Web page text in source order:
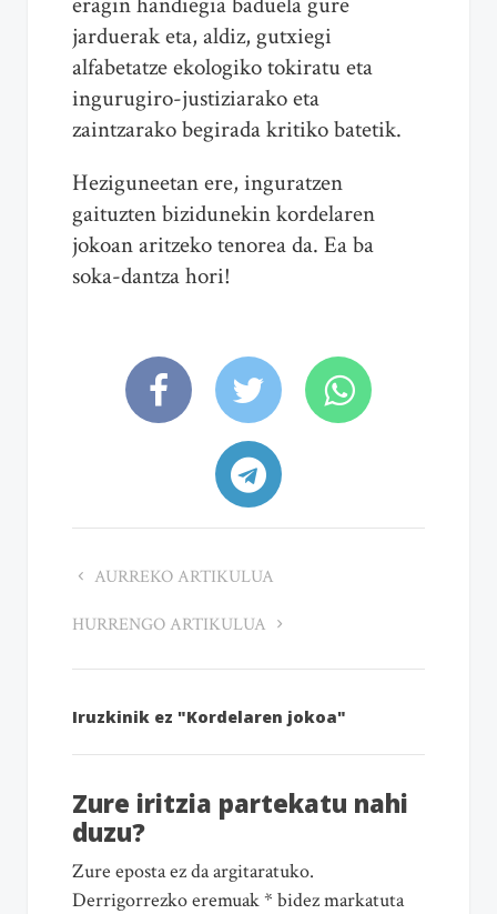
jarduerak eta, aldiz, gutxiegi
alfabetatze ekologiko tokiratu eta
ingurugiro-justiziarako eta
zaintzarako begirada kritiko batetik.
Heziguneetan ere, inguratzen
gaituzten bizidunekin kordelaren
jokoan aritzeko tenorea da. Ea ba
soka-dantza hori!
AURREKO ARTIKULUA
HURRENGO ARTIKULUA
Iruzkinik ez "Kordelaren jokoa"
Zure iritzia partekatu nahi
duzu?
Zure eposta ez da argitaratuko.
Derrigorrezko eremuak * bidez markatuta